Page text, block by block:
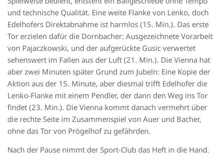
und technische Qualität. Eine weite Flanke von Lenko, doch
Edelhofers Direktabnahme ist harmlos (15. Min.). Das erste
Tor erzielen dafür die Dornbacher: Ausgezeichnete Vorarbeit
von Pajaczkowski, und der aufgerückte Gusic verwertet
sehenswert im Fallen aus der Luft (21. Min.). Die Vienna hat
aber zwei Minuten später Grund zum Jubeln: Eine Kopie der
Aktion aus der 15. Minute, aber diesmal trifft Edelhofer die
Lenko-Flanke mit einem Pendler, der dann den Weg ins Tor
findet (23. Min.). Die Vienna kommt danach vermehrt über
die rechte Seite im Zusammenspiel von Auer und Bacher,
ohne das Tor von Prögelhof zu gefährden.
Nach der Pause nimmt der Sport-Club das Heft in die Hand.